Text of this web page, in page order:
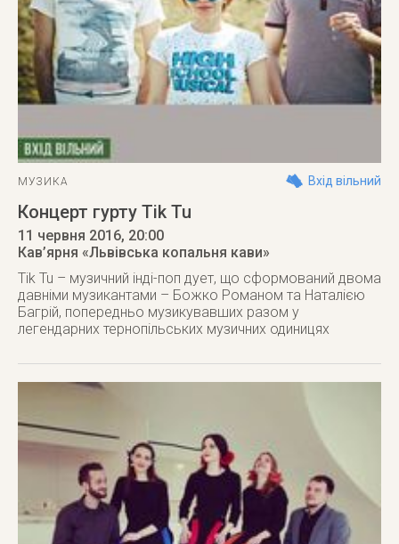
МУЗИКА Вхід вільний
Концерт гурту Tik Tu
11 червня 2016, 20:00
Кав’ярня «Львівська копальня кави»
Tik Tu – музичний інді-поп дует, що сформований двома
давніми музикантами – Божко Романом та Наталією
Багрій, попередньо музикувавших разом у
легендарних тернопільських музичних одиницях